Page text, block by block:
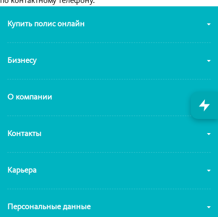
Купить полис онлайн
Бизнесу
О компании
Контакты
Карьера
Персональные данные